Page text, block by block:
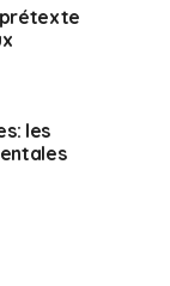
prétexte
les